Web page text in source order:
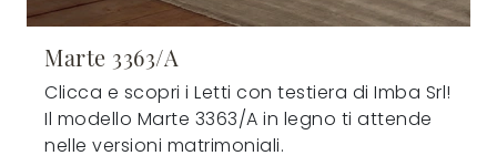
Marte 3363/A
Clicca e scopri i Letti con testiera di Imba Srl!
Il modello Marte 3363/A in legno ti attende
nelle versioni matrimoniali.